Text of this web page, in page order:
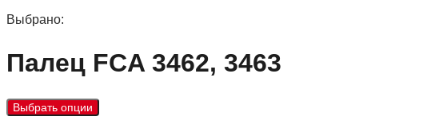
Выбрано:
Палец FCA 3462, 3463
Выбрать опции